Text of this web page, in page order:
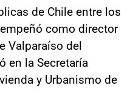
de Chile entre los
como director
Valparaíso del
en la Secretaría
y Urbanismo de